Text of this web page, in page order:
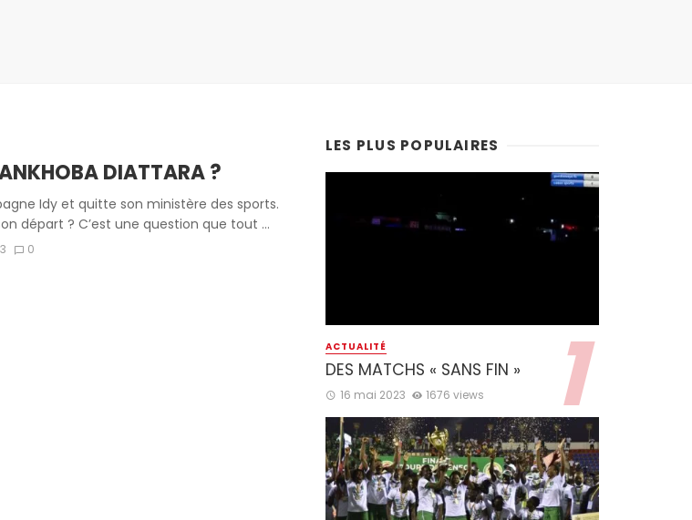
DIATTARA ?
Idy et quitte son ministère des sports.
départ ? C’est une question que tout ...
0
LES PLUS POPULAIRES
ACTUALITÉ
DES MATCHS « SANS FIN »
16 mai 2023 1676 views